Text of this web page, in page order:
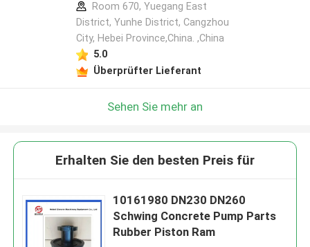
Room 670, Yuegang East
District, Yunhe District, Cangzhou
City, Hebei Province,China. ,China
5.0
Überprüfter Lieferant
Sehen Sie mehr an
Erhalten Sie den besten Preis für
10161980 DN230 DN260
Schwing Concrete Pump Parts
Rubber Piston Ram